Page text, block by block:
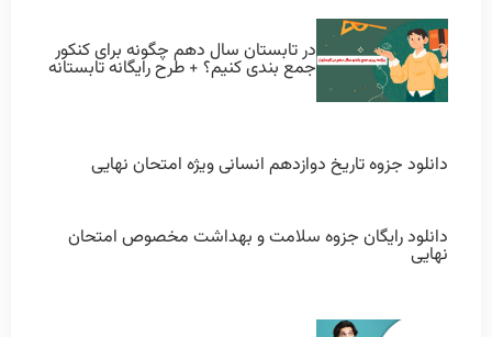
در تابستان سال دهم چگونه برای کنکور
جمع بندی کنیم؟ + طرح رایگانه تابستانه
دانلود جزوه تاریخ دوازدهم انسانی ویژه امتحان نهایی
دانلود رایگان جزوه سلامت و بهداشت مخصوص امتحان
نهایی